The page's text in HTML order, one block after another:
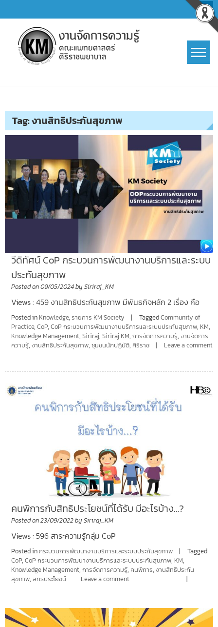
to
content
Tag:งานสิทธิประกันสุขภาพ
วีดิทัศน์ CoP กระบวนการพัฒนางานบริการและระบบ
ประกันสุขภาพ
Posted on09/05/2024by Siriraj_KM
Views : 459 งานสิทธิประกันสุขภาพ มีพันธกิจหลัก 2 เรื่อง คือ
Posted in Knowledge, รายการ KM Society TaggedCommunity of
Practice, CoP, CoP กระบวนการพัฒนางานบริการและระบบประกันสุขภาพ, KM,
Knowledge Management, Siriraj, Siriraj KM, การจัดการความรู้, งานจัดการ
ความรู้, งานสิทธิประกันสุขภาพ, ชุมชนนักปฏิบัติ, ศิริราช Leave a comment
คนพิการกับสิทธิประโยชน์ที่ได้รับ มีอะไรบ้าง…?
Posted on23/09/2022by Siriraj_KM
Views : 596 สาระความรู้กลุ่ม CoP
Posted inกระบวนการพัฒนางานบริการและระบบประกันสุขภาพ
Tagged
CoP, CoP กระบวนการพัฒนางานบริการและระบบประกันสุขภาพ, KM,
Knowledge Management, การจัดการความรู้, คนพิการ, งานสิทธิประกัน
สุขภาพ, สิทธิประโยชน์ Leave a comment